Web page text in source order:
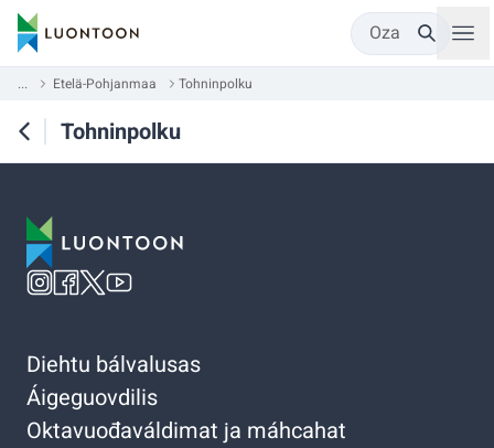
Oza
... Etelä-Pohjanmaa Tohninpolku
Tohninpolku
Diehtu bálvalusas
Áigeguovdilis
Oktavuođaváldimat ja máhcahat